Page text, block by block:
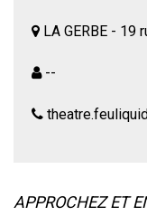
LA GERBE - 19
--
APPROCHEZ ET